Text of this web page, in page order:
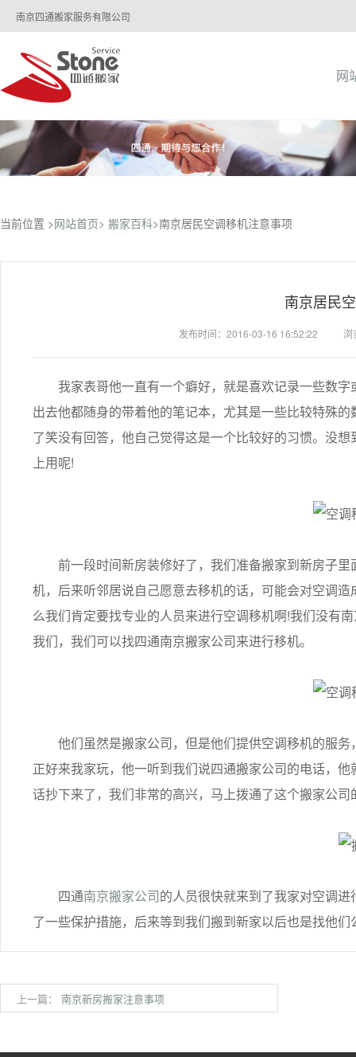
南京四通搬家服务有限公司
网
当前位置 >网站首页> 搬家百科>南京居民空调移机注意事项
南京居民
发布时间：2016-03-16 16:52:22 浏
我家表哥他一直有一个癖好，就是喜欢记录一些数字
出去他都随身的带着他的笔记本，尤其是一些比较特殊
了笑没有回答，他自己觉得这是一个比较好的习惯。没
上用呢!
前一段时间新房装修好了，我们准备搬家到新房子里
机，后来听邻居说自己愿意去移机的话，可能会对空调
么我们肯定要找专业的人员来进行空调移机啊!我们没有
我们，我们可以找四通南京搬家公司来进行移机。
他们虽然是搬家公司，但是他们提供空调移机的服务
正好来我家玩，他一听到我们说四通搬家公司的电话，
话抄下来了，我们非常的高兴，马上拨通了这个搬家公司
四通南京搬家公司的人员很快就来到了我家对空调
了一些保护措施，后来等到我们搬到新家以后也是找他
上一篇： 南京新房搬家注意事项